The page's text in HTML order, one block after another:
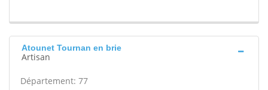
Atounet Tournan en brie
Artisan
Département: 77